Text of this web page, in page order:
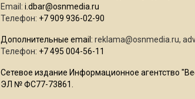
Email: i.dbar@osnmedia.ru
Телефон: +7 909 936-02-90
Дополнительные email: reklama@osnmedia.ru,
Телефон: +7 495 004-56-11
Сетевое издание Информационное агентство
ЭЛ № ФС77-73861.